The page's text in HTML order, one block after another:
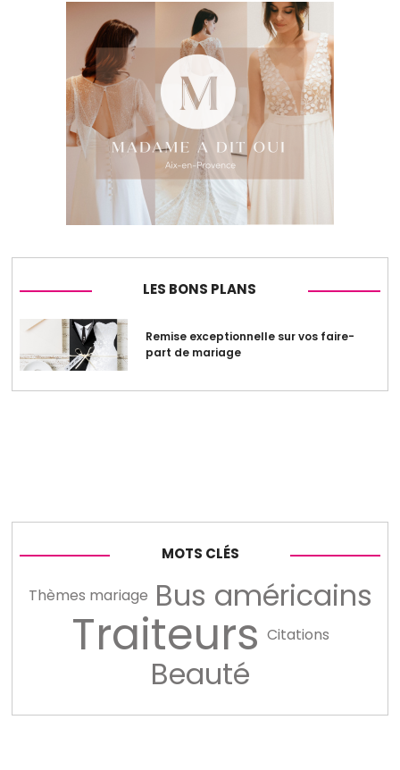
LES BONS PLANS
Remise exceptionnelle sur vos faire-
part de mariage
MOTS CLÉS
Thèmes mariage Bus américains
Traiteurs Citations
Beauté